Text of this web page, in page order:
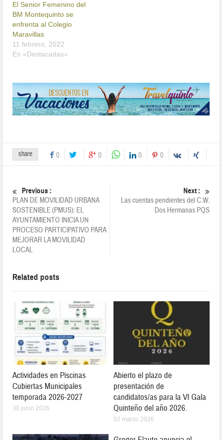
El Senior Femenino del
BM Montequinto se
enfrenta al Colegio
Maravillas
11 febrero, 2022
En «Destacadas»
share 0 0 0 0
Previous :
PLAN DE MOVILIDAD URBANA
SOSTENIBLE (PMUS): EL
AYUNTAMIENTO INICIA UN
PROCESO PARTICIPATIVO PARA
MEJORAR LA MOVILIDAD
LOCAL
Next :
Las cuentas pendientes del C.W.
Dos Hermanas PQS
Related posts
Actividades en Piscinas
Cubiertas Municipales
temporada 2026-2027
30 junio 2026
Abierto el plazo de
presentación de
candidatos/as para la VI Gala
Quinteño del año 2026.
02 marzo 2026